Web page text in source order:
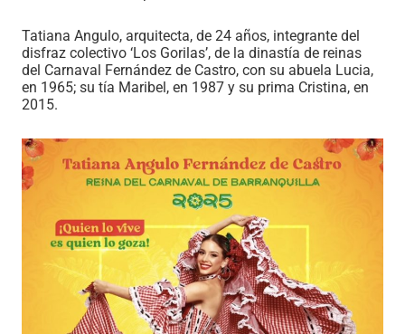
Tatiana Angulo, arquitecta, de 24 años, integrante del
disfraz colectivo ‘Los Gorilas’, de la dinastía de reinas
del Carnaval Fernández de Castro, con su abuela Lucia,
en 1965; su tía Maribel, en 1987 y su prima Cristina, en
2015.